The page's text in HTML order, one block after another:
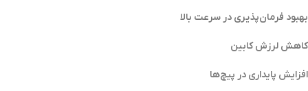
بهبود فرمان‌پذیری در سرعت بالا
کاهش لرزش کابین
افزایش پایداری در پیچ‌ها